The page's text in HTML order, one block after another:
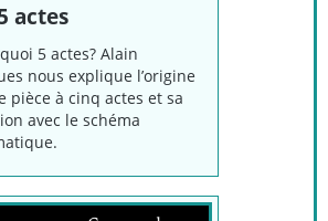
actes
5 actes? Alain
nous explique l’origine
pièce à cinq actes et sa
avec le schéma
.